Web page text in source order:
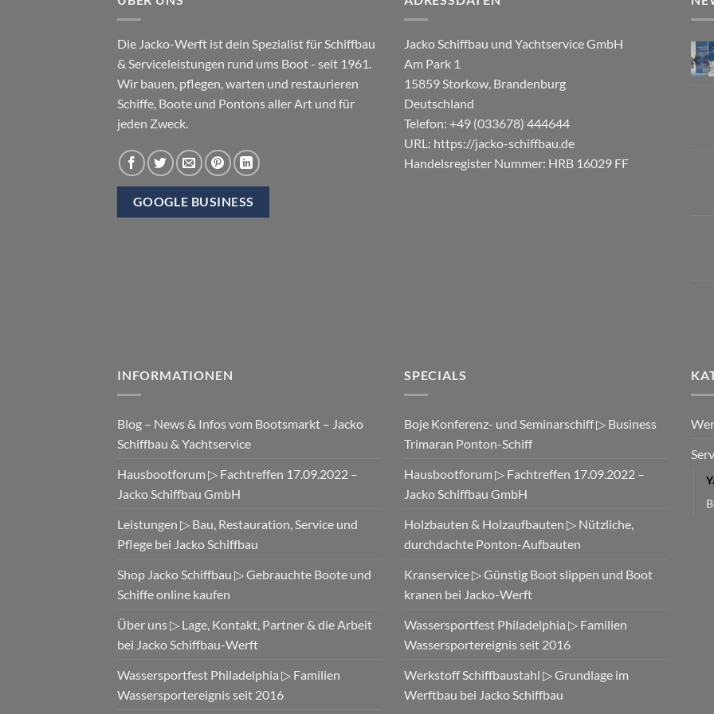
Die Jacko-Werft ist dein Spezialist fürSchiffbau
& Serviceleistungen rund ums Boot- seit 1961.
Wir bauen, pflegen, warten und restaurieren
Schiffe, Boote und Pontons aller Art und für
jeden Zweck.
GOOGLE BUSINESS
Jacko Schiffbau und Yachtservice GmbH
Am Park 1
15859Storkow, Brandenburg
Deutschland
Telefon: +49 (033678) 444644
URL: https://jacko-schiffbau.de
Handelsregister Nummer: HRB 16029 FF
INFORMATIONEN
Blog – News & Infos vom Bootsmarkt – Jacko
Schiffbau & Yachtservice
Hausbootforum ▷ Fachtreffen 17.09.2022 –
Jacko Schiffbau GmbH
Leistungen ▷ Bau, Restauration, Service und
Pflege bei Jacko Schiffbau
Shop Jacko Schiffbau ▷ Gebrauchte Boote und
Schiffe online kaufen
Über uns ▷ Lage, Kontakt, Partner & die Arbeit
bei Jacko Schiffbau-Werft
Wassersportfest Philadelphia ▷ Familien
Wassersportereignis seit 2016
SPECIALS
Boje Konferenz- und Seminarschiff ▷ Business
Trimaran Ponton-Schiff
Hausbootforum ▷ Fachtreffen 17.09.2022 –
Jacko Schiffbau GmbH
Holzbauten & Holzaufbauten ▷ Nützliche,
durchdachte Ponton-Aufbauten
Kranservice ▷ Günstig Boot slippen und Boot
kranen bei Jacko-Werft
Wassersportfest Philadelphia ▷ Familien
Wassersportereignis seit 2016
Werkstoff Schiffbaustahl ▷ Grundlage im
Werftbau bei Jacko Schiffbau